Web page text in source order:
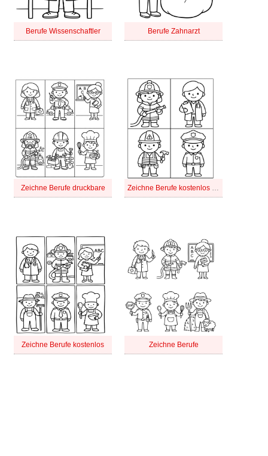
Berufe Wissenschaftler Berufe Zahnarzt
Zeichne Berufe druckbare Zeichne Berufe kostenlos druckbare
Zeichne Berufe kostenlos Zeichne Berufe